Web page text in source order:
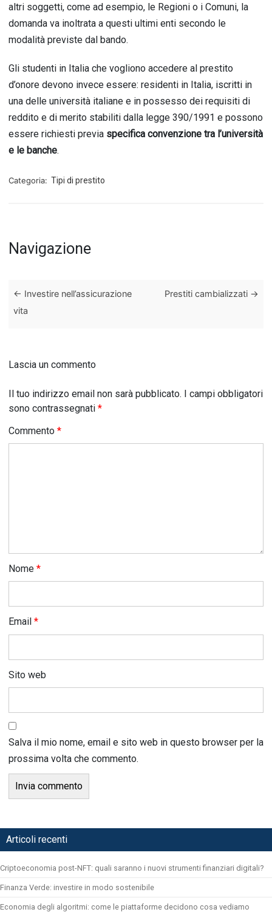
altri soggetti, come ad esempio, le Regioni o i Comuni, la
domanda va inoltrata a questi ultimi enti secondo le
modalità previste dal bando.
Gli studenti in Italia che vogliono accedere al prestito
d’onore devono invece essere: residenti in Italia, iscritti in
una delle università italiane e in possesso dei requisiti di
reddito e di merito stabiliti dalla legge 390/1991 e possono
essere richiesti previa specifica convenzione tra l’università
e le banche.
Categoria: Tipi di prestito
Navigazione
← Investire nell’assicurazione
vita
Prestiti cambializzati →
Lascia un commento
Il tuo indirizzo email non sarà pubblicato. I campi obbligatori
sono contrassegnati *
Commento *
Nome *
Email *
Sito web
Salva il mio nome, email e sito web in questo browser per la
prossima volta che commento.
Articoli recenti
Criptoeconomia post-NFT: quali saranno i nuovi strumenti finanziari digitali?
Finanza Verde: investire in modo sostenibile
Economia degli algoritmi: come le piattaforme decidono cosa vediamo